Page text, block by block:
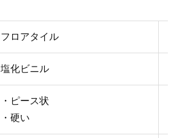
フロアタイル
塩化ビニル
・ピース状
・硬い